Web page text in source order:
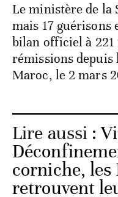
Le ministère de la
mais 17 guérisons
bilan officiel à
rémissions depuis
Maroc, le 2 mars
Lire aussi :
corniche, les
retrouvent